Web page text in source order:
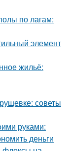
по лагам:
элемент
жильё:
советы
руками:
деньги